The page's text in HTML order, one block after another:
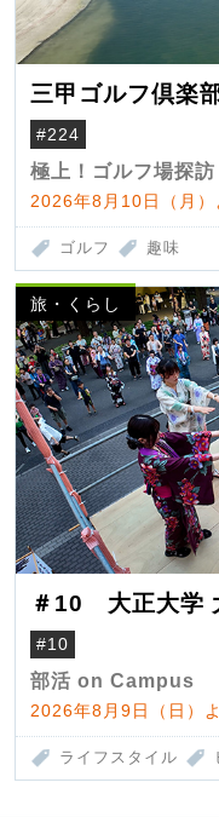
三甲ゴルフ倶楽
#224
極上！ゴルフ場探訪
2026年8月10日（月
ゴルフ 趣味
旅・くらし
＃10 大正大学
#10
部活 on Campus
2026年8月9日（日）
ライフスタイル